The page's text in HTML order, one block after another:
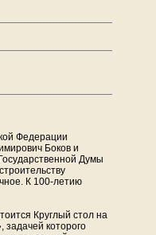
Федерации
Боков и
Думы
К 100-летию
Круглый стол на
задачей которого